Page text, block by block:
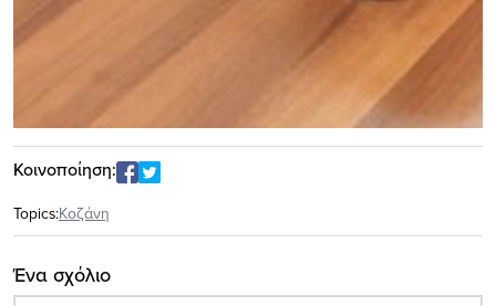
Κοινοποίηση:
Topics:Κοζάνη
Ένα σχόλιο